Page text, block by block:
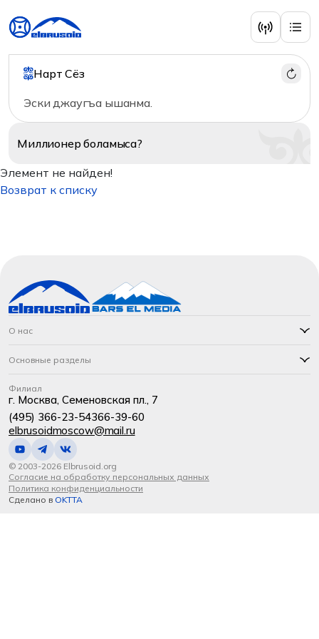
Нарт Сёз
Эски джаугъа ышанма.
Миллионерболамыса?
Элемент не найден!
Возврат к списку
О нас
Основные разделы
Филиал
г. Москва, Семеновская пл., 7
(495) 366-23-54366-39-60
elbrusoidmoscow@mail.ru
© 2003-2026 Elbrusoid.org
Согласие на обработку персональных данных
Политика конфиденциальности
Сделано в OKTTA